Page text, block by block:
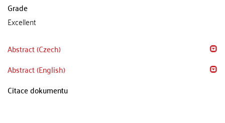
Grade
Excellent
Abstract (Czech)
Abstract (English)
Citace dokumentu